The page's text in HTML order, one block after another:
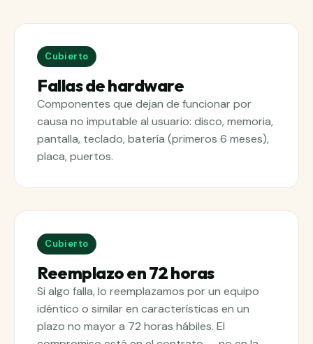
Cubierto
Fallas de hardware
Componentes que dejan de funcionar por
causa no imputable al usuario: disco, memoria,
pantalla, teclado, batería (primeros 6 meses),
placa, puertos.
Cubierto
Reemplazo en 72 horas
Si algo falla, lo reemplazamos por un equipo
idéntico o similar en características en un
plazo no mayor a 72 horas hábiles. El